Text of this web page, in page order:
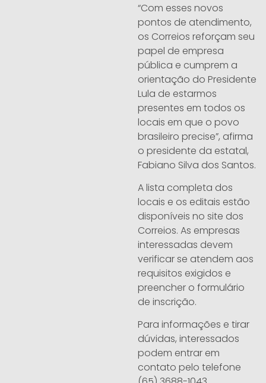
“Com esses novos
pontos de atendimento,
os Correios reforçam seu
papel de empresa
pública e cumprem a
orientação do Presidente
Lula de estarmos
presentes em todos os
locais em que o povo
brasileiro precise”, afirma
o presidente da estatal,
Fabiano Silva dos Santos.
A lista completa dos
locais e os editais estão
disponíveis no site dos
Correios. As empresas
interessadas devem
verificar se atendem aos
requisitos exigidos e
preencher o formulário
de inscrição.
Para informações e tirar
dúvidas, interessados
podem entrar em
contato pelo telefone